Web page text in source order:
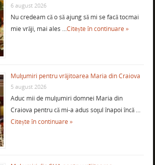
6 august 2026
Nu credeam că o să ajung să mi se facă tocmai
mie vrăji, mai ales …Citește în continuare »
Mulţumiri pentru vrăjitoarea Maria din Craiova
5 august 2026
Aduc mii de mulţumiri domnei Maria din
Craiova pentru că mi-a adus soţul înapoi încă …
Citește în continuare »